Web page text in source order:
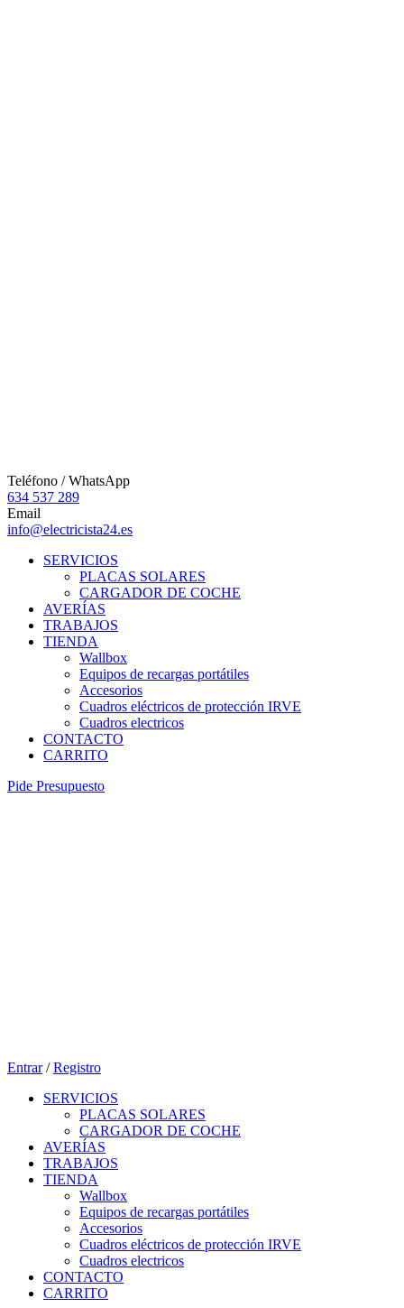
Teléfono / WhatsApp
634 537 289
Email
info@electricista24.es
SERVICIOS
PLACAS SOLARES
CARGADOR DE COCHE
AVERÍAS
TRABAJOS
TIENDA
Wallbox
Equipos de recargas portátiles
Accesorios
Cuadros eléctricos de protección IRVE
Cuadros electricos
CONTACTO
CARRITO
Pide Presupuesto
Entrar / Registro
SERVICIOS
PLACAS SOLARES
CARGADOR DE COCHE
AVERÍAS
TRABAJOS
TIENDA
Wallbox
Equipos de recargas portátiles
Accesorios
Cuadros eléctricos de protección IRVE
Cuadros electricos
CONTACTO
CARRITO